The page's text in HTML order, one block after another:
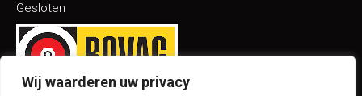
Wij waarderen uw privacy
Gesloten